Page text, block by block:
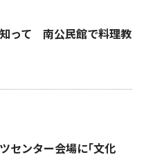
って 南公民館で料理教
センター会場に｢文化